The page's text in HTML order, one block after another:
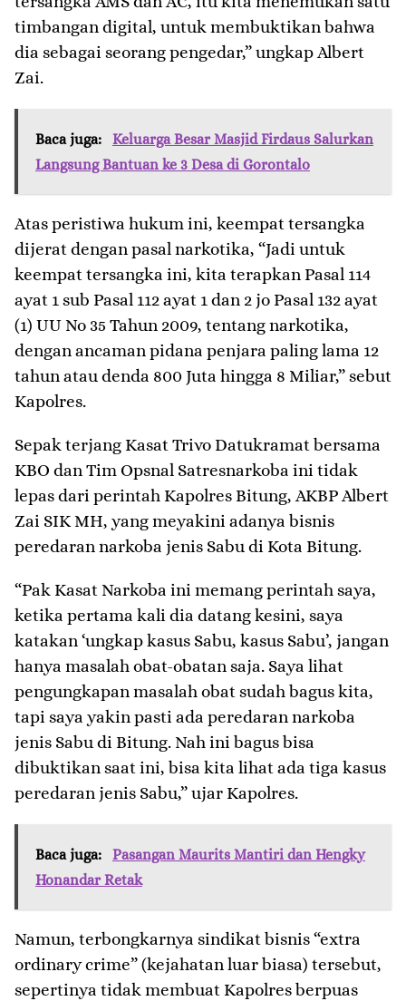
timbangan digital, untuk membuktikan bahwa
dia sebagai seorang pengedar,” ungkap Albert
Zai.
Baca juga:
Keluarga Besar Masjid Firdaus Salurkan
Langsung Bantuan ke 3 Desa di Gorontalo
Atas peristiwa hukum ini, keempat tersangka
dijerat dengan pasal narkotika, “Jadi untuk
keempat tersangka ini, kita terapkan Pasal 114
ayat 1 sub Pasal 112 ayat 1 dan 2 jo Pasal 132 ayat
(1) UU No 35 Tahun 2009, tentang narkotika,
dengan ancaman pidana penjara paling lama 12
tahun atau denda 800 Juta hingga 8 Miliar,” sebut
Kapolres.
Sepak terjang Kasat Trivo Datukramat bersama
KBO dan Tim Opsnal Satresnarkoba ini tidak
lepas dari perintah Kapolres Bitung, AKBP Albert
Zai SIK MH, yang meyakini adanya bisnis
peredaran narkoba jenis Sabu di Kota Bitung.
“Pak Kasat Narkoba ini memang perintah saya,
ketika pertama kali dia datang kesini, saya
katakan ‘ungkap kasus Sabu, kasus Sabu’, jangan
hanya masalah obat-obatan saja. Saya lihat
pengungkapan masalah obat sudah bagus kita,
tapi saya yakin pasti ada peredaran narkoba
jenis Sabu di Bitung. Nah ini bagus bisa
dibuktikan saat ini, bisa kita lihat ada tiga kasus
peredaran jenis Sabu,” ujar Kapolres.
Baca juga:
Pasangan Maurits Mantiri dan Hengky
Honandar Retak
Namun, terbongkarnya sindikat bisnis “extra
ordinary crime” (kejahatan luar biasa) tersebut,
sepertinya tidak membuat Kapolres berpuas